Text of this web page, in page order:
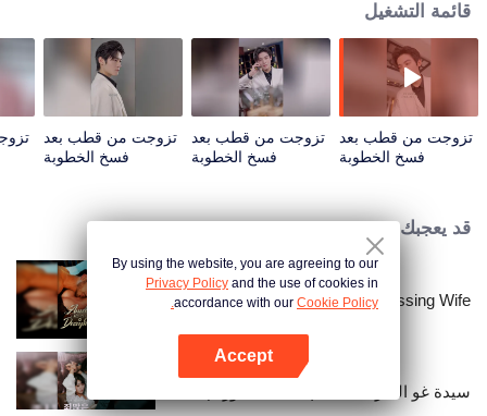
قائمة التشغيل
تزوجت من قطب بعد
فسخ الخطوبة
تزوجت من قطب بعد
فسخ الخطوبة
تزوجت من قطب بعد
فسخ الخطوبة
قد يعجبك
Bound to My Missing Wife
سيدة غو السريّة الآثمة (النسخة الكورية)
By using the website, you are agreeing to our
Privacy Policy and the use of cookies in
accordance with our Cookie Policy.
Accept